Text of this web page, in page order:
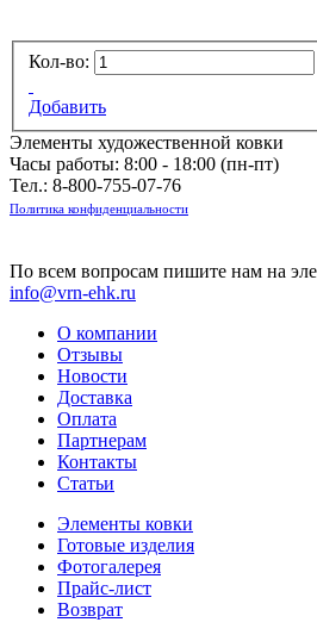
Кол-во:
Добавить
Элементы художественной ковки
Часы работы: 8:00 - 18:00 (пн-пт)
Тел.: 8-800-755-07-76
Политика конфиденциальности
По всем вопросам пишите нам на
info@vrn-ehk.ru
О компании
Отзывы
Новости
Доставка
Оплата
Партнерам
Контакты
Статьи
Элементы ковки
Готовые изделия
Фотогалерея
Прайс-лист
Возврат